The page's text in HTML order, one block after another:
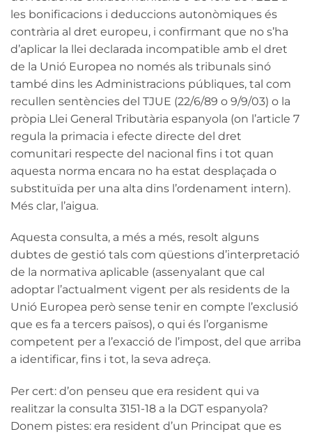
les bonificacions i deduccions autonòmiques és
contrària al dret europeu, i confirmant que no s’ha
d’aplicar la llei declarada incompatible amb el dret
de la Unió Europea no només als tribunals sinó
també dins les Administracions públiques, tal com
recullen sentències del TJUE (22/6/89 o 9/9/03) o la
pròpia Llei General Tributària espanyola (on l’article 7
regula la primacia i efecte directe del dret
comunitari respecte del nacional fins i tot quan
aquesta norma encara no ha estat desplaçada o
substituïda per una alta dins l’ordenament intern).
Més clar, l’aigua.
Aquesta consulta, a més a més, resolt alguns
dubtes de gestió tals com qüestions d’interpretació
de la normativa aplicable (assenyalant que cal
adoptar l’actualment vigent per als residents de la
Unió Europea però sense tenir en compte l’exclusió
que es fa a tercers països), o qui és l’organisme
competent per a l’exacció de l’impost, del que arriba
a identificar, fins i tot, la seva adreça.
Per cert: d’on penseu que era resident qui va
realitzar la consulta 3151-18 a la DGT espanyola?
Donem pistes: era resident d’un Principat que es